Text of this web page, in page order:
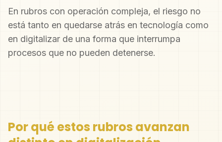
En rubros con operación compleja, el riesgo no
está tanto en quedarse atrás en tecnología como
en digitalizar de una forma que interrumpa
procesos que no pueden detenerse.
Por qué estos rubros avanzan